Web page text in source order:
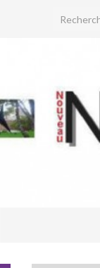
Search for: